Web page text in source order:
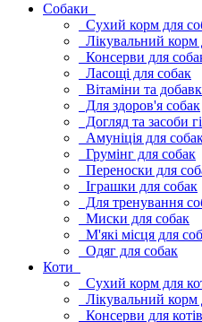
Cобаки
Сухий корм для
Лікувальний корм
Консерви для
Ласощі для собак
Вітаміни та
Для здоров'я собак
Догляд та засоби
Амуніція для
Грумінг для собак
Переноски для
Іграшки для собак
Для тренування
Миски для собак
М'які місця для
Одяг для собак
Коти
Сухий корм для
Лікувальний корм
Консерви для котів